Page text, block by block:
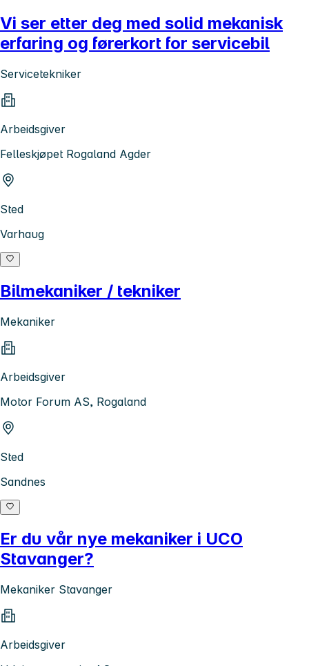
Vi ser etter deg med solid mekanisk
erfaring og førerkort for servicebil
Servicetekniker
Arbeidsgiver
Felleskjøpet Rogaland Agder
Sted
Varhaug
Bilmekaniker / tekniker
Mekaniker
Arbeidsgiver
Motor Forum AS, Rogaland
Sted
Sandnes
Er du vår nye mekaniker i UCO
Stavanger?
Mekaniker Stavanger
Arbeidsgiver